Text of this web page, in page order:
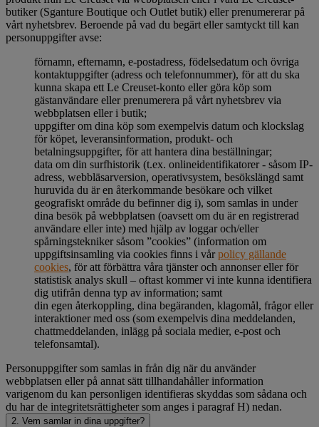
butiker (Sganture Boutique och Outlet butik) eller prenumererar på
vårt nyhetsbrev. Beroende på vad du begärt eller samtyckt till kan
personuppgifter avse:
förnamn, efternamn, e-postadress, födelsedatum och övriga
kontaktuppgifter (adress och telefonnummer), för att du ska
kunna skapa ett Le Creuset-konto eller göra köp som
gästanvändare eller prenumerera på vårt nyhetsbrev via
webbplatsen eller i butik;
uppgifter om dina köp som exempelvis datum och klockslag
för köpet, leveransinformation, produkt- och
betalningsuppgifter, för att hantera dina beställningar;
data om din surfhistorik (t.ex. onlineidentifikatorer - såsom IP-
adress, webbläsarversion, operativsystem, besökslängd samt
huruvida du är en återkommande besökare och vilket
geografiskt område du befinner dig i), som samlas in under
dina besök på webbplatsen (oavsett om du är en registrerad
användare eller inte) med hjälp av loggar och/eller
spårningstekniker såsom ”cookies” (information om
uppgiftsinsamling via cookies finns i vårpolicy gällande
cookies, för att förbättra våra tjänster och annonser eller för
statistisk analys skull – oftast kommer vi inte kunna identifiera
dig utifrån denna typ av information; samt
din egen återkoppling, dina begäranden, klagomål, frågor eller
interaktioner med oss (som exempelvis dina meddelanden,
chattmeddelanden, inlägg på sociala medier, e-post och
telefonsamtal).
Personuppgifter som samlas in från dig när du använder
webbplatsen eller på annat sätt tillhandahåller information
varigenom du kan personligen identifieras skyddas som sådana och
du har de integritetsrättigheter som anges i paragraf H) nedan.
2. Vem samlar in dina uppgifter?